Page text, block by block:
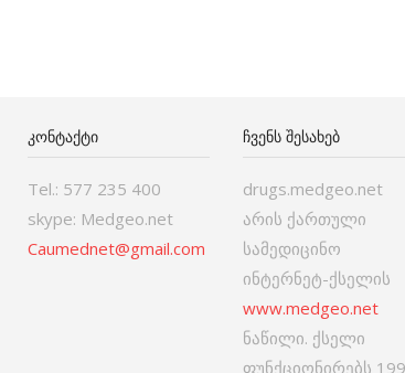
ᲙᲝᲜᲢᲐᲥᲢᲘ
Tel.: 577 235 400
skype: Medgeo.net
Caumednet@gmail.com
ᲩᲕᲔᲜᲡ ᲨᲔᲡᲐᲮᲔᲑ
drugs.medgeo.net
არის ქართული
სამედიცინო
ინტერნეტ-ქსელის
www.medgeo.net
ნაწილი. ქსელი
ფუნქციონირებს